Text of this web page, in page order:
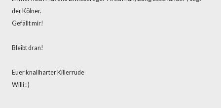
der Kölner.
Gefällt mir!
Bleibt dran!
Euer knallharter Killerrüde
Willi : )